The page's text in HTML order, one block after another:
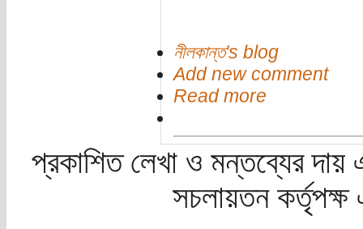
নীলকান্ত's blog
Add new comment
Read more
প্রকাশিত লেখা ও মন্তব্যের দায়
সচলায়তন